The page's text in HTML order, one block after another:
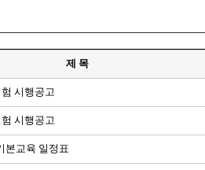
제 목
시행공고
시행공고
본교육 일정표